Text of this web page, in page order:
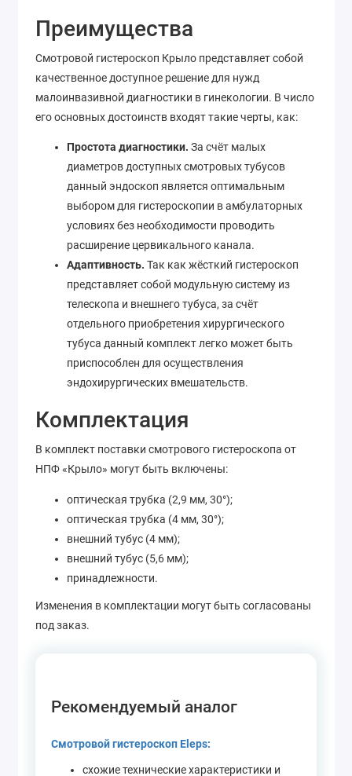
Преимущества
Смотровой гистероскоп Крыло представляет собой
качественное доступное решение для нужд
малоинвазивной диагностики в гинекологии. В число
его основных достоинств входят такие черты, как:
Простота диагностики. За счёт малых
диаметров доступных смотровых тубусов
данный эндоскоп является оптимальным
выбором для гистероскопии в амбулаторных
условиях без необходимости проводить
расширение цервикального канала.
Адаптивность. Так как жёсткий гистероскоп
представляет собой модульную систему из
телескопа и внешнего тубуса, за счёт
отдельного приобретения хирургического
тубуса данный комплект легко может быть
приспособлен для осуществления
эндохирургических вмешательств.
Комплектация
В комплект поставки смотрового гистероскопа от
НПФ «Крыло» могут быть включены:
оптическая трубка (2,9 мм, 30°);
оптическая трубка (4 мм, 30°);
внешний тубус (4 мм);
внешний тубус (5,6 мм);
принадлежности.
Изменения в комплектации могут быть согласованы
под заказ.
Рекомендуемый аналог
Смотровой гистероскоп Eleps:
схожие технические характеристики и